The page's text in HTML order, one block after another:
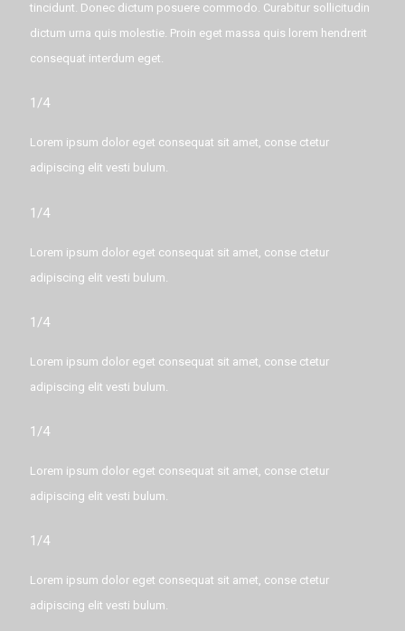
tincidunt. Donec dictum posuere commodo. Curabitur sollicitudin
dictum urna quis molestie. Proin eget massa quis lorem hendrerit
consequat interdum eget.
1/4
Lorem ipsum dolor eget consequat sit amet, conse ctetur
adipiscing elit vesti bulum.
1/4
Lorem ipsum dolor eget consequat sit amet, conse ctetur
adipiscing elit vesti bulum.
1/4
Lorem ipsum dolor eget consequat sit amet, conse ctetur
adipiscing elit vesti bulum.
1/4
Lorem ipsum dolor eget consequat sit amet, conse ctetur
adipiscing elit vesti bulum.
1/4
Lorem ipsum dolor eget consequat sit amet, conse ctetur
adipiscing elit vesti bulum.